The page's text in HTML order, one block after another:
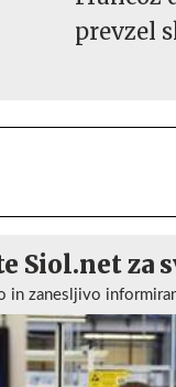
prevzel
Siol.net za
in zanesljivo